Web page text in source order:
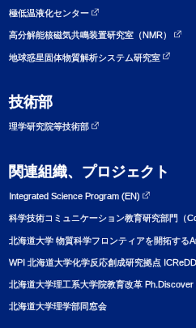
極低温液化センター
高分解能核磁気共鳴装置研究室（NMR）
地球惑星固体物質解析システム研究室
技術部
理学研究院等技術部
関連組織、プロジェクト
Integrated Science Program (EN)
科学技術コミュニケーション教育研究部門（
北海道大学 物質科学フロンティアを開拓する
WPI 北海道大学化学反応創成研究拠点 ICReDD
北海道大学理工系大学院教育改革 Ph.Discover
北海道大学理学部同窓会